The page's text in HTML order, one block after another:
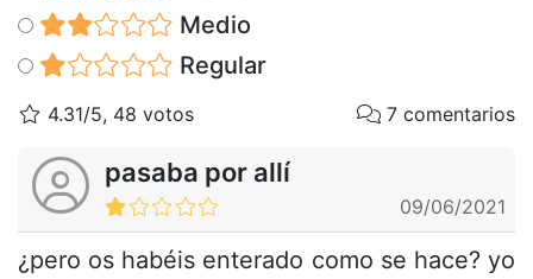
Medio
Regular
4.31/5, 48 votos 7 comentarios
pasaba por allí
09/06/2021
¿pero os habéis enterado como se hace? yo